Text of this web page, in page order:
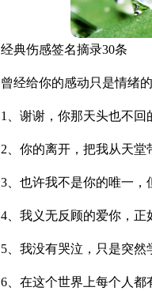
经典伤感签名摘录30条
曾经给你的感动只是情绪
1、谢谢，你那天头也不回
2、你的离开，把我从天堂
3、也许我不是你的唯一，
4、我义无反顾的爱你，正
5、我没有哭泣，只是突然
6、在这个世界上每个人都